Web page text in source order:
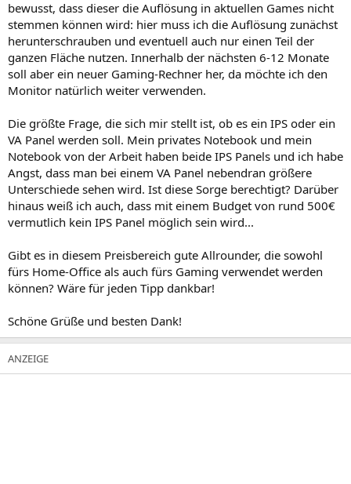
bewusst, dass dieser die Auflösung in aktuellen Games nicht
stemmen können wird: hier muss ich die Auflösung zunächst
herunterschrauben und eventuell auch nur einen Teil der
ganzen Fläche nutzen. Innerhalb der nächsten 6-12 Monate
soll aber ein neuer Gaming-Rechner her, da möchte ich den
Monitor natürlich weiter verwenden.
Die größte Frage, die sich mir stellt ist, ob es ein IPS oder ein
VA Panel werden soll. Mein privates Notebook und mein
Notebook von der Arbeit haben beide IPS Panels und ich habe
Angst, dass man bei einem VA Panel nebendran größere
Unterschiede sehen wird. Ist diese Sorge berechtigt? Darüber
hinaus weiß ich auch, dass mit einem Budget von rund 500€
vermutlich kein IPS Panel möglich sein wird...
Gibt es in diesem Preisbereich gute Allrounder, die sowohl
fürs Home-Office als auch fürs Gaming verwendet werden
können? Wäre für jeden Tipp dankbar!
Schöne Grüße und besten Dank!